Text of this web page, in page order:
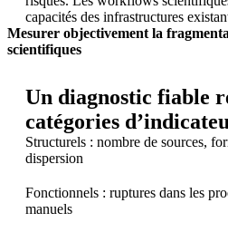
capacités des infrastructures
Mesurer objectivement la
scientifiques
Un diagnostic fiable
catégories
Structurels : nombre de sources,
dispersion
Fonctionnels : ruptures dans les
manuels